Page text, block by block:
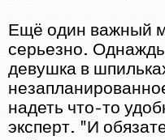
Ещё один важный
серьезно.
девушка в
надеть что-то
эксперт. "И